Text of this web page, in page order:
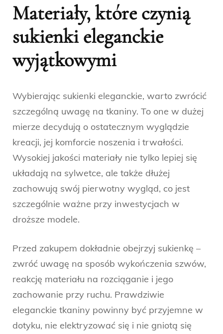
Materiały, które czynią
sukienki eleganckie
wyjątkowymi
Wybierając sukienki eleganckie, warto zwrócić
szczególną uwagę na tkaniny. To one w dużej
mierze decydują o ostatecznym wyglądzie
kreacji, jej komforcie noszenia i trwałości.
Wysokiej jakości materiały nie tylko lepiej się
układają na sylwetce, ale także dłużej
zachowują swój pierwotny wygląd, co jest
szczególnie ważne przy inwestycjach w
droższe modele.
Przed zakupem dokładnie obejrzyj sukienkę –
zwróć uwagę na sposób wykończenia szwów,
reakcję materiału na rozciąganie i jego
zachowanie przy ruchu. Prawdziwie
eleganckie tkaniny powinny być przyjemne w
dotyku, nie elektryzować się i nie gniotą się